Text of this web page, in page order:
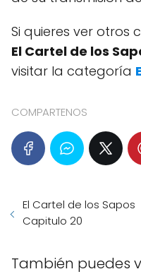
Si quieres ver
El Cartel de los
visitar la categoría
COMPARTENOS
El Cartel de los Sapos
Capitulo 20
También puedes